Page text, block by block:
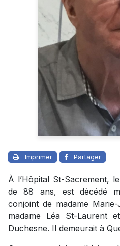
Imprimer Partager
À l’Hôpital St-Sacrement,
de 88 ans, est décédé
conjoint de madame
madame Léa St-Laurent
Duchesne. Il demeurait à